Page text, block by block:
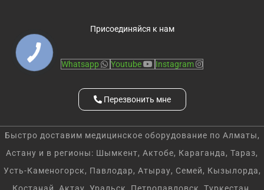
Присоединяйся к нам
Whatsapp Youtube Instagram
Перезвонить мне
Быстро доставим медицинское оборудование по Алматы,
Астану и в регионы: Шымкент, Актобе, Караганда, Тараз,
Усть-Каменогорск, Павлодар, Атырау, Семей, Кызылорда,